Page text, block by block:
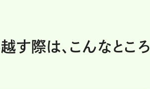
す際は、こんなところ